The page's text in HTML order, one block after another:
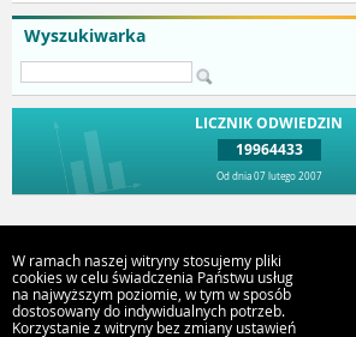
Wyszukiwarka
LICZNIK ODWIEDZIN
19964433
Od dnia 07 lutego 2007
Urząd Miejski Strumień
W ramach naszej witryny stosujemy pliki
cookies w celu świadczenia Państwu usług
na najwyższym poziomie, w tym w sposób
dostosowany do indywidualnych potrzeb.
Korzystanie z witryny bez zmiany ustawień